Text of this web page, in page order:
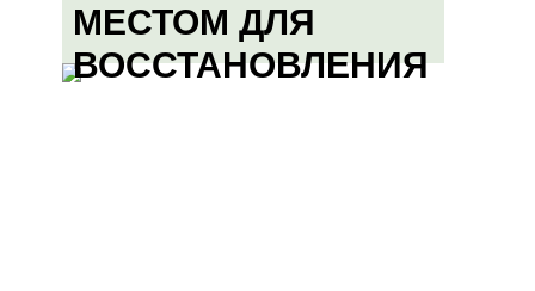
МЕСТОМ ДЛЯ
ВОССТАНОВЛЕНИЯ